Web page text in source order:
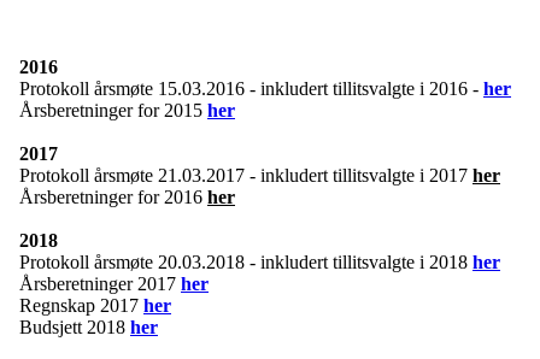
2016
Protokoll årsmøte 15.03.2016 - inkludert tillitsvalgte i 2016 - her
Årsberetninger for 2015 her
2017
Protokoll årsmøte 21.03.2017 - inkludert tillitsvalgte i 2017 her
Årsberetninger for 2016 her
2018
Protokoll årsmøte 20.03.2018 - inkludert tillitsvalgte i 2018 her
Årsberetninger 2017 her
Regnskap 2017 her
Budsjett 2018 her